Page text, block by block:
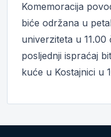
Komemoracija
biće održana u
univerziteta u
posljednji ispraćaj
kuće u Kostajnici u